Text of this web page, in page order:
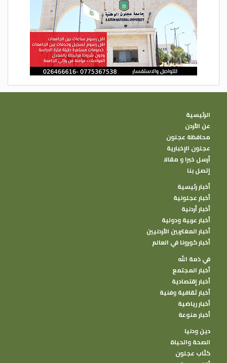
الرئيسية
عن الأردن
محافظة عجلون
عجلون الإخبارية
أرسل خبرا و مقالا
إتصل بنا
أخبار رئيسية
أخبار عجلونية
أخبار أردنية
أخبار عربية ودولية
أخبار المغتربين الأردنيين
أخبار كورونا في العالم
في ذمة الله
أخبار المجتمع
أخبار إقتصادية
أخبار ثقافية وفنية
أخبار رياضية
أخبار منوعة
دين ودنيا
الصحة والحياة
كتًاب عجلون